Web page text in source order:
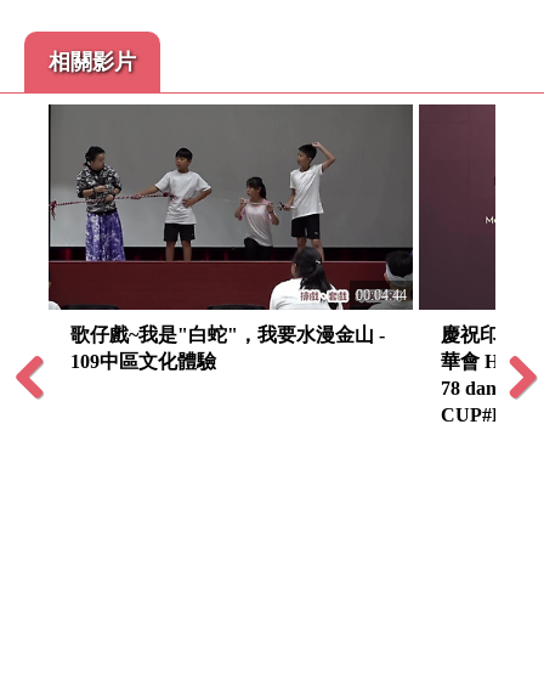
相關影片
00:04:44
歌仔戲~我是"白蛇"，我要水漫金山 -
109中區文化體驗
慶祝印尼獨
華會 Hari
78
CUP#Ke-2